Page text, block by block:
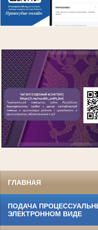
ГЛАВНАЯ
ПОДАЧА
ЭЛЕКТРОННОМ ВИДЕ